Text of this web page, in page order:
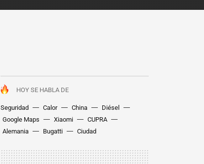
HOY SE HABLA DE
Seguridad Calor China
Diésel
Google Maps
Xiaomi
CUPRA
Alemania
Bugatti Ciudad